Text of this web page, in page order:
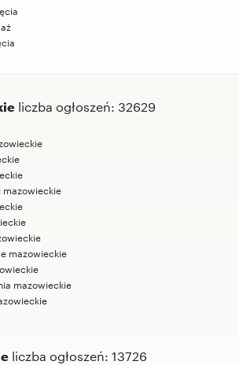
liczba ogłoszeń: 32629
mazowieckie
mazowieckie
mazowieckie
liczba ogłoszeń: 13726